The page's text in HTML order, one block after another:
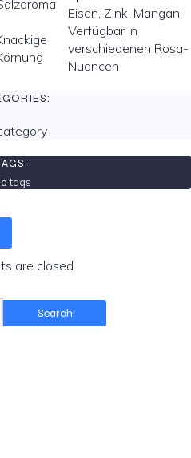
Eisen, Zink, Mangan
Verfügbar in
verschiedenen Rosa-
Nuancen
tags
are closed
Search